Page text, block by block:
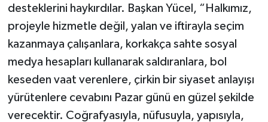
desteklerini haykırdılar. Başkan Yücel, “Halkımız,
projeyle hizmetle değil, yalan ve iftirayla seçim
kazanmaya çalışanlara, korkakça sahte sosyal
medya hesapları kullanarak saldıranlara, bol
keseden vaat verenlere, çirkin bir siyaset anlayışı
yürütenlere cevabını Pazar günü en güzel şekilde
verecektir. Coğrafyasıyla, nüfusuyla, yapısıyla,